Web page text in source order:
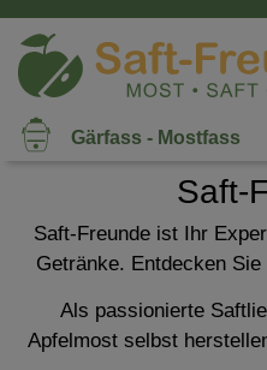
Gärfass - Mostfass
Saft-
Saft-Freunde ist Ihr
Getränke. Entdecken
Als passionierte
Apfelmost selbst